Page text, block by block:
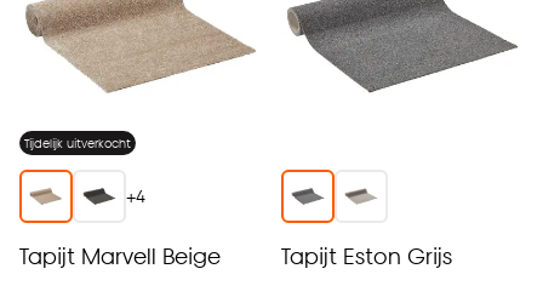
Tijdelijk uitverkocht
+4
Tapijt Marvell Beige Tapijt Eston Grijs